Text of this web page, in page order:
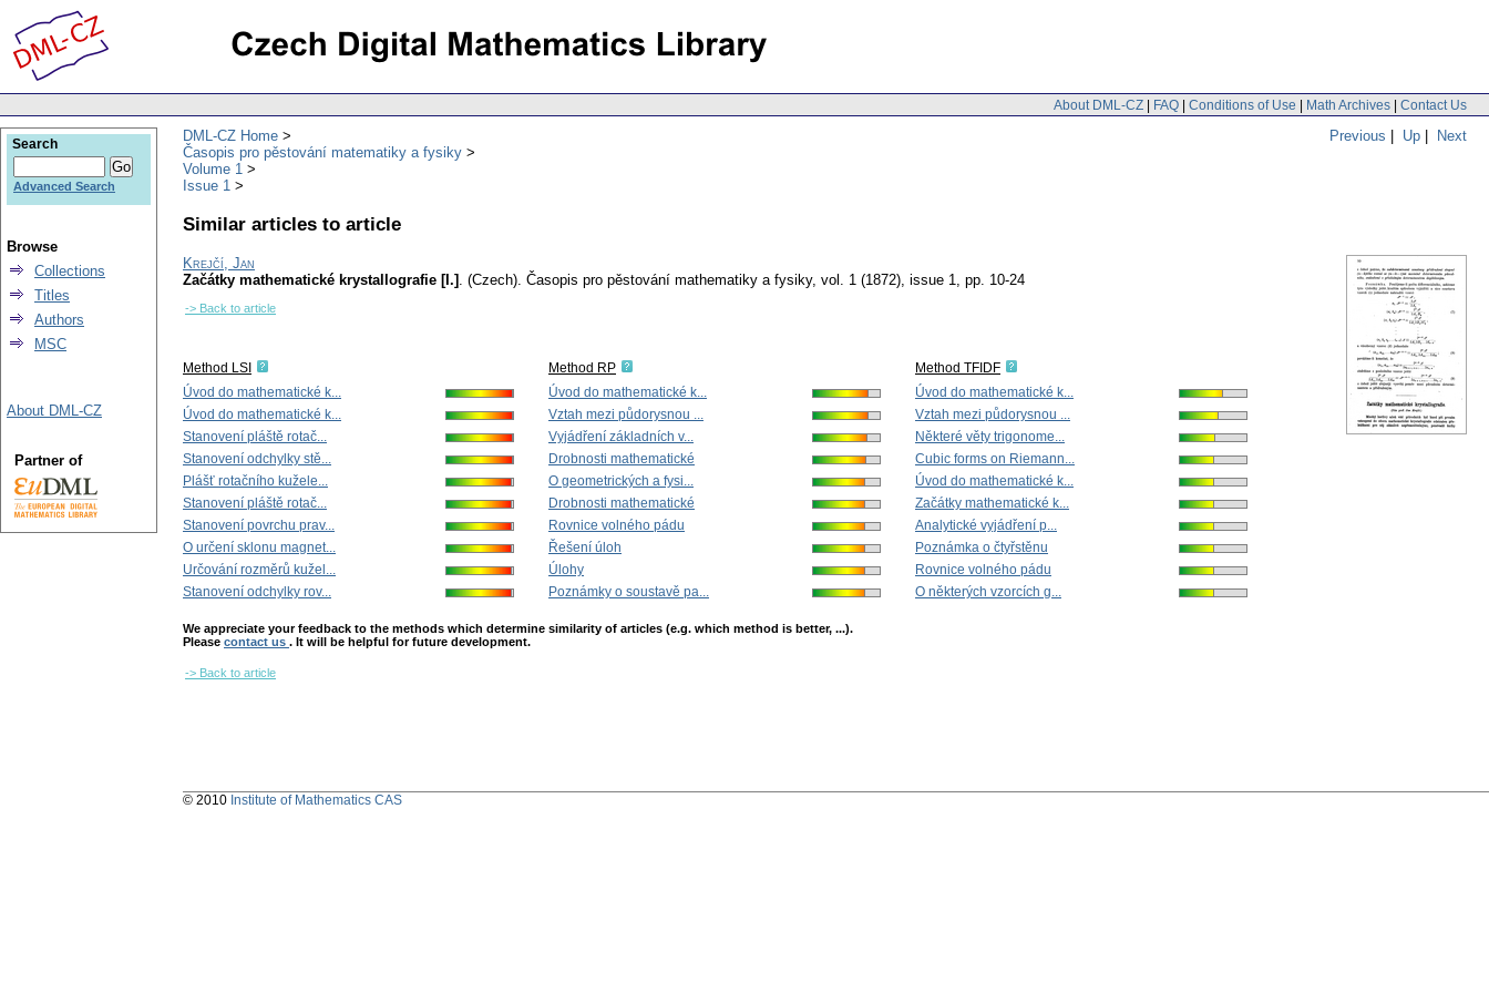
About DML-CZ | FAQ | Conditions of Use | Math Archives | Contact Us
Previous | Up | Next
DML-CZ Home
Časopis pro pěstování matematiky a fysiky
Volume 1
Issue 1
Similar articles to article
Krejčí, Jan
Začátky mathematické krystallografie [I.] . (Czech). Časopis pro pěstování mathematiky a fysiky, vol. 1 (1872), issue 1, pp. 10-24
-> Back to article
Method LSI
Úvod do mathematické k...
Úvod do mathematické k...
Stanovení pláště rotač...
Stanovení odchylky stě...
Plášť rotačního kužele...
Stanovení pláště rotač...
Stanovení povrchu prav...
O určení sklonu magnet...
Určování rozměrů kužel...
Stanovení odchylky rov...
Method RP
Úvod do mathematické k...
Vztah mezi půdorysnou ...
Vyjádření základních v...
Drobnosti mathematické
O geometrických a fysi...
Drobnosti mathematické
Rovnice volného pádu
Řešení úloh
Úlohy
Poznámky o soustavě pa...
Method TFIDF
Úvod do mathematické k...
Vztah mezi půdorysnou ...
Některé věty trigonome...
Cubic forms on Riemann...
Úvod do mathematické k...
Začátky mathematické k...
Analytické vyjádření p...
Poznámka o čtyřstěnu
Rovnice volného pádu
O některých vzorcích g...
We appreciate your feedback to the methods which determine similarity of articles (e.g. which method is better, ...).
Please contact us . It will be helpful for future development.
-> Back to article
Search
Advanced Search
Browse
Collections
Titles
Authors
MSC
About DML-CZ
Partner of
© 2010 Institute of Mathematics CAS